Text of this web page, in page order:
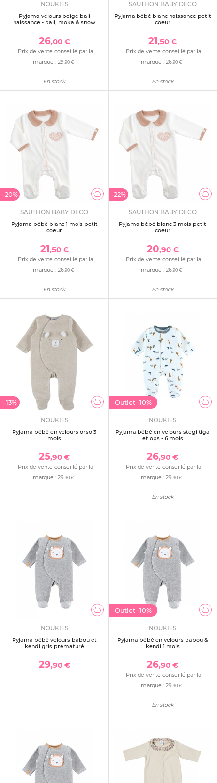
NOUKIES
Pyjama velours beige bali
naissance - bali, moka & snow
26,00 €
Prix de vente conseillé par la
marque : 29 ,90 €
En stock
SAUTHON BABY DECO
Pyjama bébé blanc naissance petit
coeur
21,50 €
Prix de vente conseillé par la
marque :26 ,90 €
En stock
-20%
SAUTHON BABY DECO
Pyjama bébé blanc 1 mois petit
coeur
21,50 €
Prix de vente conseillé par la
marque : 26,90 €
En stock
-22%
SAUTHON BABY DECO
Pyjama bébé blanc 3 mois petit
coeur
20,90 €
Prix de vente conseillé par la
marque :26 ,90 €
En stock
-13%
NOUKIES
Pyjama bébé en velours orso 3
mois
25,90 €
Prix de vente conseillé par la
marque : 29,90 €
Outlet -10%
NOUKIES
Pyjama bébé en velours stegi tiga
et ops - 6 mois
26,90 €
Prix de vente conseillé par la
marque :29,90 €
En stock
NOUKIES
Pyjama bébé velours babou et
kendi gris prématuré
29,90 €
Outlet -10%
NOUKIES
Pyjama bébé en velours babou &
kendi 1 mois
26,90 €
Prix de vente conseillé par la
marque :29,90 €
En stock